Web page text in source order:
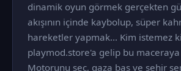
dinamik oyun görmek gerçekten
akışının içinde kaybolup, süper
hareketler yapmak... Kim istemez
playmod.store'a gelip bu maceraya
Motorunu seç, gaza bas ve şehir